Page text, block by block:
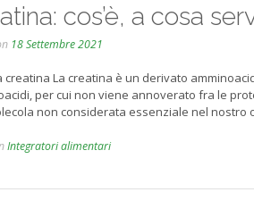
cos’è, a cosa
18 Settembre 2021
creatina La creatina è un derivato
per cui non viene annoverato fra le
non considerata essenziale nel
Integratori alimentari